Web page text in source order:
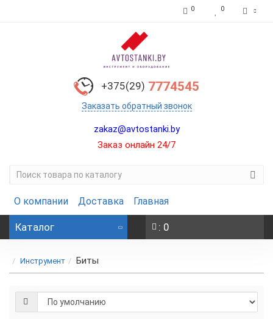
0 0
+375(29) 7774545
Заказать обратный звонок
zakaz@avtostanki.by
Заказ онлайн 24/7
О компании Доставка Главная
Каталог : 0
Инструмент Биты